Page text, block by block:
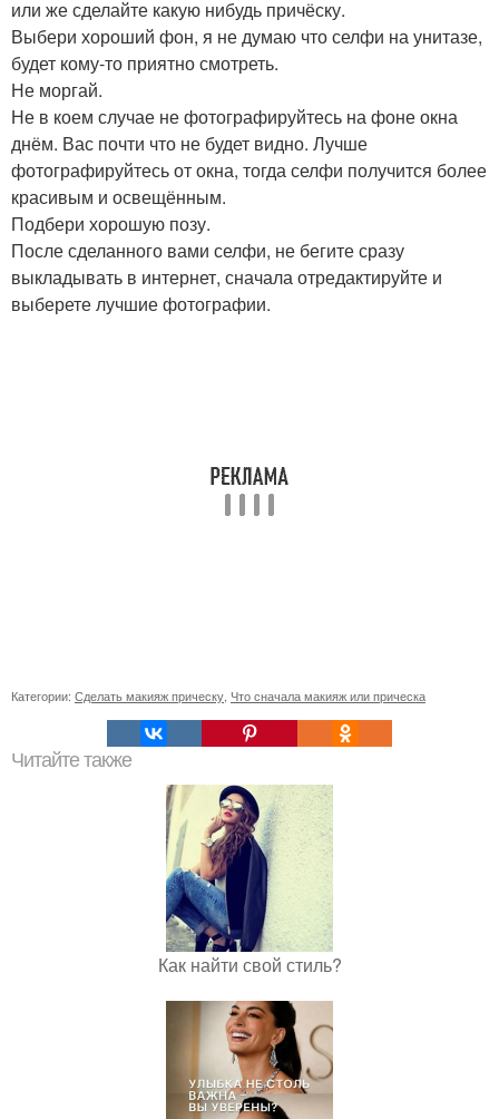
или же сделайте какую нибудь причёску.
Выбери хороший фон, я не думаю что селфи на унитазе,
будет кому-то приятно смотреть.
Не моргай.
Не в коем случае не фотографируйтесь на фоне окна
днём. Вас почти что не будет видно. Лучше
фотографируйтесь от окна, тогда селфи получится более
красивым и освещённым.
Подбери хорошую позу.
После сделанного вами селфи, не бегите сразу
выкладывать в интернет, сначала отредактируйте и
выберете лучшие фотографии.
Категории: Сделать макияж прическу Что сначала макияж или прическа
Читайте также
Как найти свой стиль?